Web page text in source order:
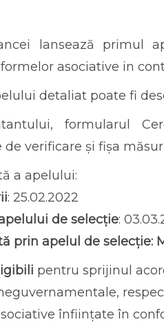
lansează primul
asociative in
detaliat poate fi
formularul
verificare și fișa
a apelului:
: 25.02.2022
de selecție:
prin apelul de selecție:
pentru sprijinul
înființate în